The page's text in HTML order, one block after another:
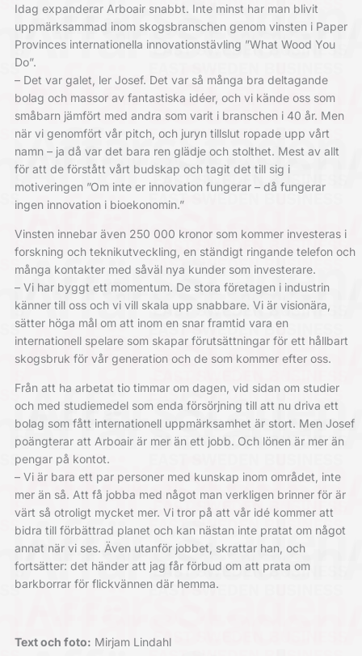
Idag expanderar Arboair snabbt. Inte minst har man blivit
uppmärksammad inom skogsbranschen genom vinsten i Paper
Provinces internationella innovationstävling ”What Wood You
Do”.
– Det var galet, ler Josef. Det var så många bra deltagande
bolag och massor av fantastiska idéer, och vi kände oss som
småbarn jämfört med andra som varit i branschen i 40 år. Men
när vi genomfört vår pitch, och juryn tillslut ropade upp vårt
namn – ja då var det bara ren glädje och stolthet. Mest av allt
för att de förstått vårt budskap och tagit det till sig i
motiveringen ”Om inte er innovation fungerar – då fungerar
ingen innovation i bioekonomin.”
Vinsten innebar även 250 000 kronor som kommer investeras i
forskning och teknikutveckling, en ständigt ringande telefon och
många kontakter med såväl nya kunder som investerare.
– Vi har byggt ett momentum. De stora företagen i industrin
känner till oss och vi vill skala upp snabbare. Vi är visionära,
sätter höga mål om att inom en snar framtid vara en
internationell spelare som skapar förutsättningar för ett hållbart
skogsbruk för vår generation och de som kommer efter oss.
Från att ha arbetat tio timmar om dagen, vid sidan om studier
och med studiemedel som enda försörjning till att nu driva ett
bolag som fått internationell uppmärksamhet är stort. Men Josef
poängterar att Arboair är mer än ett jobb. Och lönen är mer än
pengar på kontot.
– Vi är bara ett par personer med kunskap inom området, inte
mer än så. Att få jobba med något man verkligen brinner för är
värt så otroligt mycket mer. Vi tror på att vår idé kommer att
bidra till förbättrad planet och kan nästan inte pratat om något
annat när vi ses. Även utanför jobbet, skrattar han, och
fortsätter: det händer att jag får förbud om att prata om
barkborrar för flickvännen där hemma.
Text och foto: Mirjam Lindahl